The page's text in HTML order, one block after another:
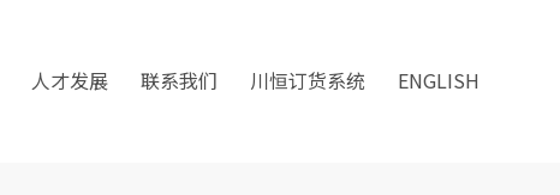
人才发展 联系我们 川恒订货系统 ENGLISH